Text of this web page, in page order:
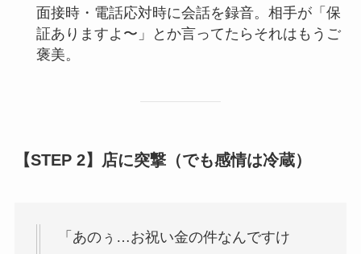
面接時・電話応対時に会話を録音。相手が「保
証ありますよ〜」とか言ってたらそれはもうご
褒美。
【STEP 2】店に突撃（でも感情は冷蔵）
「あのぅ…お祝い金の件なんですけ